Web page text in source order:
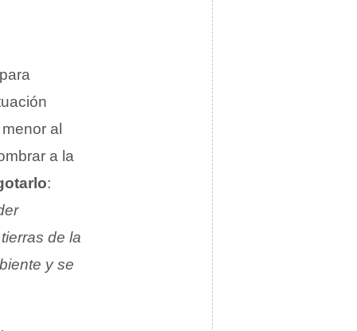
al
a la
:
de la
y se